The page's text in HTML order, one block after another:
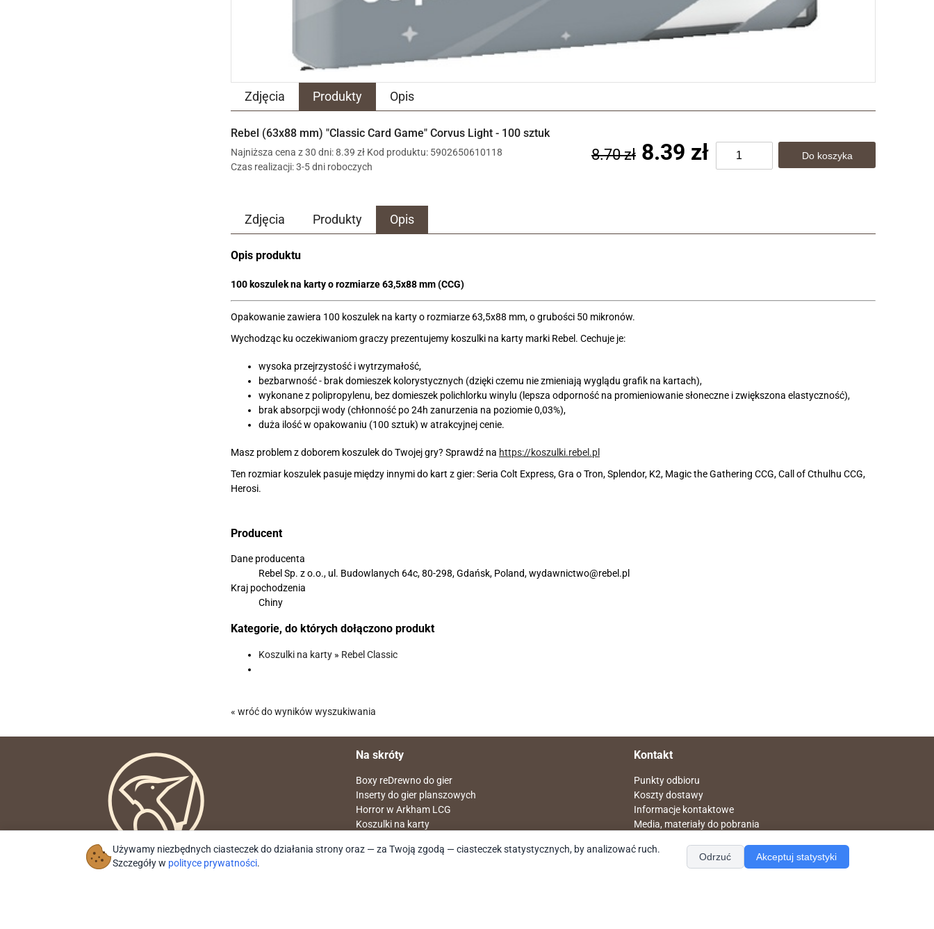
Zdjęcia Produkty Opis
Rebel (63x88 mm) "Classic Card Game" Corvus Light - 100 sztuk
Najniższa cena z 30 dni: 8.39 zł Kod produktu: 5902650610118
Czas realizacji: 3-5 dni roboczych
8.70 zł 8.39 zł
Zdjęcia Produkty Opis
Opis produktu
100 koszulek na karty o rozmiarze 63,5x88 mm (CCG)
Opakowanie zawiera 100 koszulek na karty o rozmiarze 63,5x88 mm, o grubości 50 mikronów.
Wychodząc ku oczekiwaniom graczy prezentujemy koszulki na karty marki Rebel. Cechuje je:
wysoka przejrzystość i wytrzymałość,
bezbarwność - brak domieszek kolorystycznych (dzięki czemu nie zmieniają wyglądu grafik na kartach),
wykonane z polipropylenu, bez domieszek polichlorku winylu (lepsza odporność na promieniowanie słoneczne i zwiększona elastyczność),
brak absorpcji wody (chłonność po 24h zanurzenia na poziomie 0,03%),
duża ilość w opakowaniu (100 sztuk) w atrakcyjnej cenie.
Masz problem z doborem koszulek do Twojej gry? Sprawdź na https://koszulki.rebel.pl
Ten rozmiar koszulek pasuje między innymi do kart z gier:Seria Colt Express, Gra o Tron, Splendor, K2, Magic the Gathering CCG, Call of Cthulhu CCG,
Herosi.
Producent
Dane producenta
Rebel Sp. z o.o., ul. Budowlanych 64c, 80-298, Gdańsk, Poland, wydawnictwo@rebel.pl
Kraj pochodzenia
Chiny
Kategorie, do których dołączono produkt
Koszulki na karty » Rebel Classic
« wróć do wyników wyszukiwania
Na skróty
Boxy reDrewno do gier
Inserty do gier planszowych
Horror w Arkham LCG
Koszulki na karty
Polityka prywatności
Kontakt
Punkty odbioru
Koszty dostawy
Informacje kontaktowe
Media, materiały do pobrania
Ustawienia cookies
Napisz do nassklep@redrewno.pl
Używamy niezbędnych ciasteczek do działania strony oraz — za Twoją zgodą — ciasteczek statystycznych, by analizować ruch.
Szczegóły w polityce prywatności.
Odrzuć Akceptuj statystyki